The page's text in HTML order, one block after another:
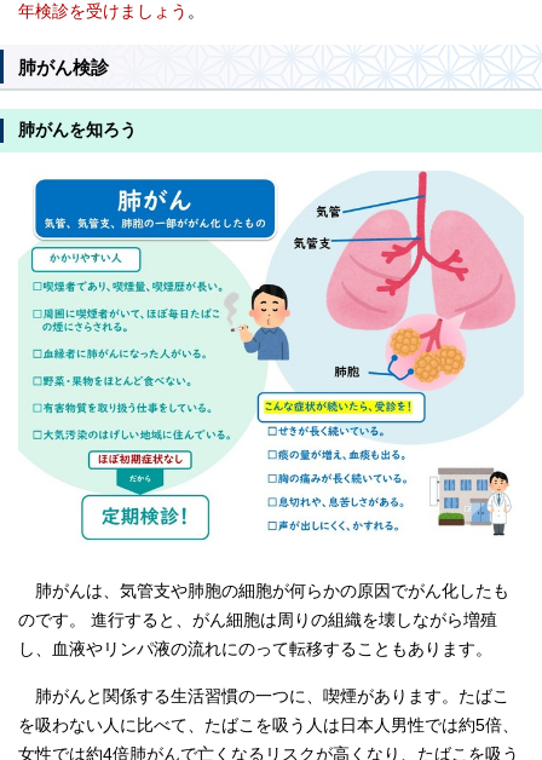
年検診を受けましょう 。
肺がん検診
肺がんを知ろう
肺がんは、気管支や肺胞の細胞が何らかの原因でがん化したも
のです。 進行すると、がん細胞は周りの組織を壊しながら増殖
し、血液やリンパ液の流れにのって転移することもあります。
肺がんと関係する生活習慣の一つに、喫煙があります。たばこ
を吸わない人に比べて、たばこを吸う人は日本人男性では約5倍、
女性では約4倍肺がんで亡くなるリスクが高くなり、たばこを吸う